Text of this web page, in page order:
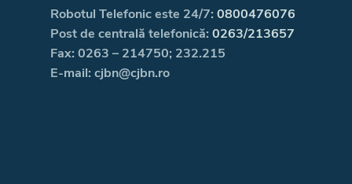
Robotul Telefonic este 24/7: 0800476076
Post de centrală telefonică: 0263/213657
Fax: 0263 – 214750; 232.215
E-mail: cjbn@cjbn.ro